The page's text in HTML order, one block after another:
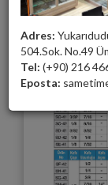
Adres:
504.Sok. No.49
Tel: (+90) 216
Eposta: